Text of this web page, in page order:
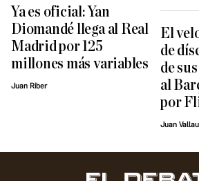
Ya es oficial: Yan
Diomandé llega al Real
Madrid por 125
millones más variables
Juan Riber
El
de
de
al
por
Juan